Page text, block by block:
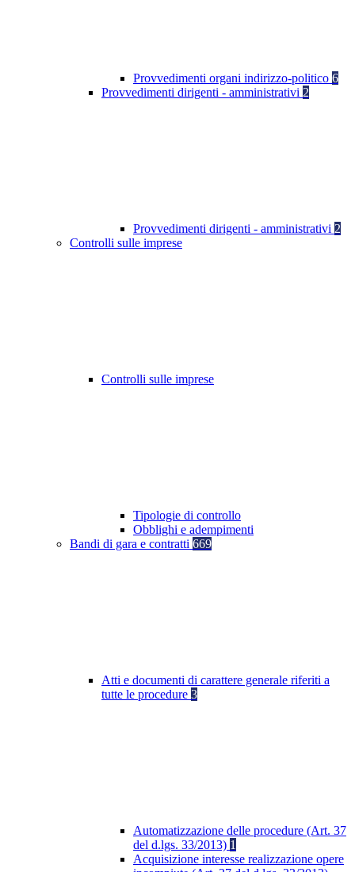
Provvedimenti organi indirizzo-politico 6
Provvedimenti dirigenti - amministrativi 2
Provvedimenti dirigenti - amministrativi 2
Controlli sulle imprese
Controlli sulle imprese
Tipologie di controllo
Obblighi e adempimenti
Bandi di gara e contratti 669
Atti e documenti di carattere generale riferiti a
tutte le procedure 3
Automatizzazione delle procedure (Art. 37
del d.lgs. 33/2013) 1
Acquisizione interesse realizzazione opere